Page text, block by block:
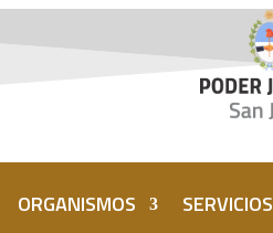
ORGANISMOS SERVICIOS